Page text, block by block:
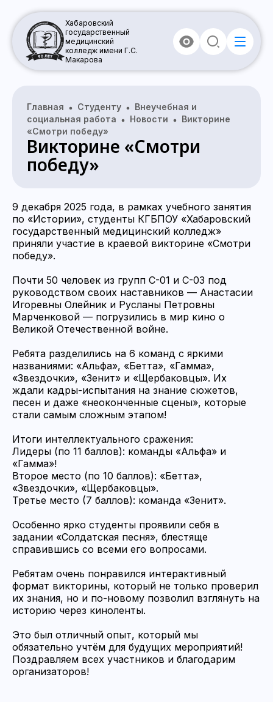
Хабаровский
государственный
медицинский
колледж имени Г.С.
Макарова
Главная Студенту
Внеучебная и
социальная работа
Новости
Викторине
«Смотри победу»
Викторине «Смотри
победу»
9 декабря 2025 года, в рамках учебного занятия
по «Истории», студенты КГБПОУ «Хабаровский
государственный медицинский колледж»
приняли участие в краевой викторине «Смотри
победу».
Почти 50 человек из групп С-01 и С-03 под
руководством своих наставников — Анастасии
Игоревны Олейник и Русланы Петровны
Марченковой — погрузились в мир кино о
Великой Отечественной войне.
Ребята разделились на 6 команд с яркими
названиями: «Альфа», «Бетта», «Гамма»,
«Звездочки», «Зенит» и «Щербаковцы». Их
ждали кадры-испытания на знание сюжетов,
песен и даже «неоконченные сцены», которые
стали самым сложным этапом!
Итоги интеллектуального сражения:
Лидеры (по 11 баллов): команды «Альфа» и
«Гамма»!
Второе место (по 10 баллов): «Бетта»,
«Звездочки», «Щербаковцы».
Третье место (7 баллов): команда «Зенит».
Особенно ярко студенты проявили себя в
задании «Солдатская песня», блестяще
справившись со всеми его вопросами.
Ребятам очень понравился интерактивный
формат викторины, который не только проверил
их знания, но и по-новому позволил взглянуть на
историю через киноленты.
Это был отличный опыт, который мы
обязательно учтём для будущих мероприятий!
Поздравляем всех участников и благодарим
организаторов!